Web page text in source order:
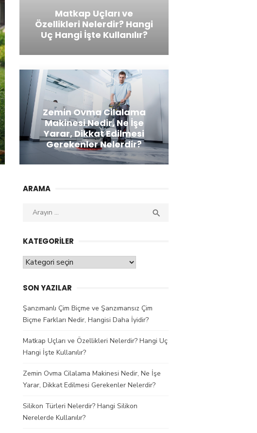
Matkap Uçları ve
Özellikleri Nelerdir? Hangi
Uç Hangi İşte Kullanılır?
Zemin Ovma Cilalama
Makinesi Nedir, Ne İşe
Yarar, Dikkat Edilmesi
Gerekenler Nelerdir?
ARAMA
Aranan

KATEGORILER
Kategoriler
SON YAZILAR
Şanzımanlı Çim Biçme ve Şanzımansız Çim
Biçme Farkları Nedir, Hangisi Daha İyidir?
Matkap Uçları ve Özellikleri Nelerdir? Hangi Uç
Hangi İşte Kullanılır?
Zemin Ovma Cilalama Makinesi Nedir, Ne İşe
Yarar, Dikkat Edilmesi Gerekenler Nelerdir?
Silikon Türleri Nelerdir? Hangi Silikon
Nerelerde Kullanılır?